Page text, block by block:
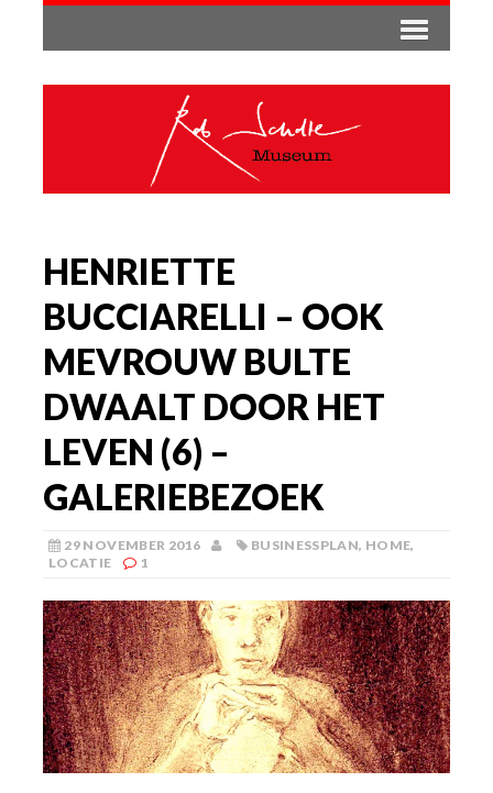
HENRIETTE
BUCCIARELLI – OOK
MEVROUW BULTE
DWAALT DOOR HET
LEVEN (6) –
GALERIEBEZOEK
29 NOVEMBER 2016 BUSINESSPLAN, HOME,
LOCATIE
1